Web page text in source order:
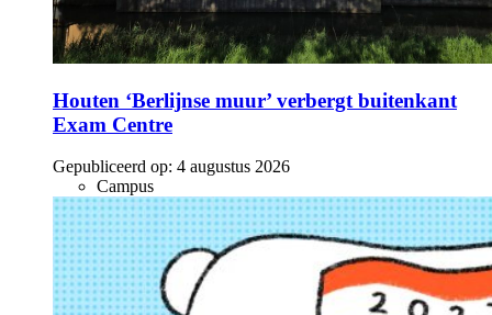
Houten ‘Berlijnse muur’ verbergt buitenkant
Exam Centre
Gepubliceerd op: 4 augustus 2026
Campus